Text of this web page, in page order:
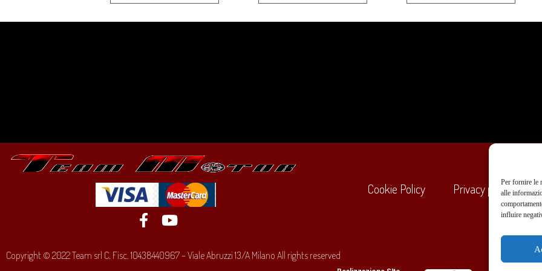
Per fornire le
alle
influire
Cookie Policy Privacy policy
Copyright © 2022 Team srl C. Fisc. 10438440967 – Viale Abruzzi 13/A Milano All rights reserved